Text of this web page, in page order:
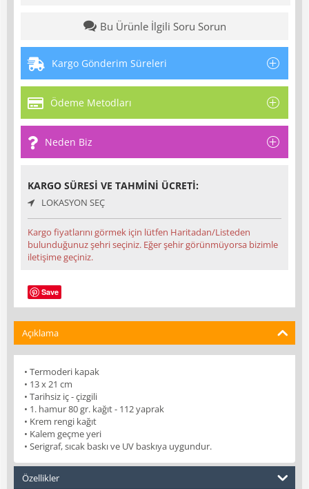
Bu Ürünle İlgili Soru Sorun
Kargo Gönderim Süreleri
Ödeme Metodları
Neden Biz
KARGO SÜRESI VE TAHMINI ÜCRETI:
LOKASYON SEÇ
Kargo fiyatlarını görmek için lütfen Haritadan/Listeden
bulunduğunuz şehri seçiniz. Eğer şehir görünmüyorsa bizimle
iletişime geçiniz.
Save
Açıklama
• Termoderi kapak
• 13 x 21 cm
• Tarihsiz iç - çizgili
• 1. hamur 80 gr. kağıt - 112 yaprak
• Krem rengi kağıt
• Kalem geçme yeri
• Serigraf, sıcak baskı ve UV baskıya uygundur.
Özellikler